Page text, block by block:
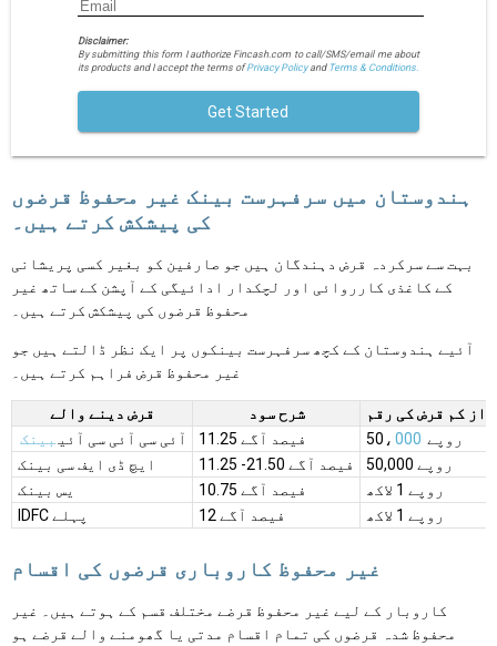
Disclaimer:
By submitting this form I authorize Fincash.com to call/SMS/email me about
its products and I accept the terms ofPrivacy Policyand Terms & Conditions.
Get Started
ہندوستان میں سرفہرست بینک غیر محفوظ قرضوں
کی پیشکش کرتے ہیں۔
بہت سے سرکردہ قرض دہندگان ہیں جو صارفین کو بغیر کسی پریشانی
کے کاغذی کارروائی اور لچکدار ادائیگی کے آپشن کے ساتھ غیر
محفوظ قرضوں کی پیشکش کرتے ہیں۔
آئیے ہندوستان کے کچھ سرفہرست بینکوں پر ایک نظر ڈالتے ہیں جو
غیر محفوظ قرض فراہم کرتے ہیں۔
قرض دینے والے شرح سود
از کم قرض کی رقم
آئی سی آئی سی آئی بینک 11.25 فیصد آگے روپے 50، 000
ایچ ڈی ایف سی بینک
11.25 -21.50 فیصد آگے
روپے 50,000
یس بینک
10.75 فیصد آگے
روپے 1 لاکھ
IDFC پہلے
12 فیصد آگے روپے 1 لاکھ
غیر محفوظ کاروباری قرضوں کی اقسام
کاروبار کے لیے غیر محفوظ قرضے مختلف قسم کے ہوتے ہیں۔ غیر
محفوظ شدہ قرضوں کی تمام اقسام مدتی یا گھومنے والے قرضے ہو